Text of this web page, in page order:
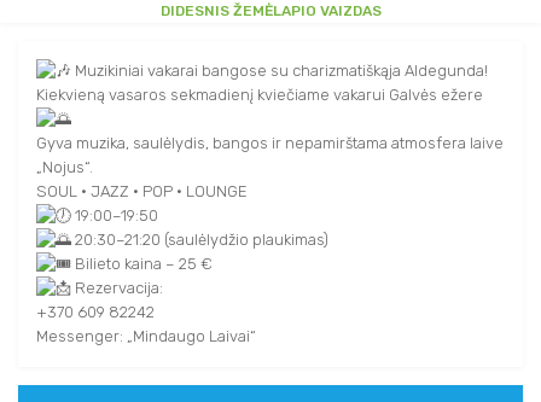
DIDESNIS ŽEMĖLAPIO VAIZDAS
Muzikiniai vakarai bangose su charizmatiškąja Aldegunda!
Kiekvieną vasaros sekmadienį kviečiame vakarui Galvės ežere
Gyva muzika, saulėlydis, bangos ir nepamirštama atmosfera laive
„Nojus“.
SOUL • JAZZ • POP • LOUNGE
19:00–19:50
20:30–21:20 (saulėlydžio plaukimas)
Bilieto kaina – 25 €
Rezervacija:
+370 609 82242
Messenger: „Mindaugo Laivai“